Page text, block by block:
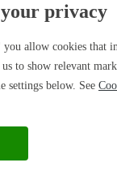
privacy
allow cookies that
us to show relevant
settings below. See